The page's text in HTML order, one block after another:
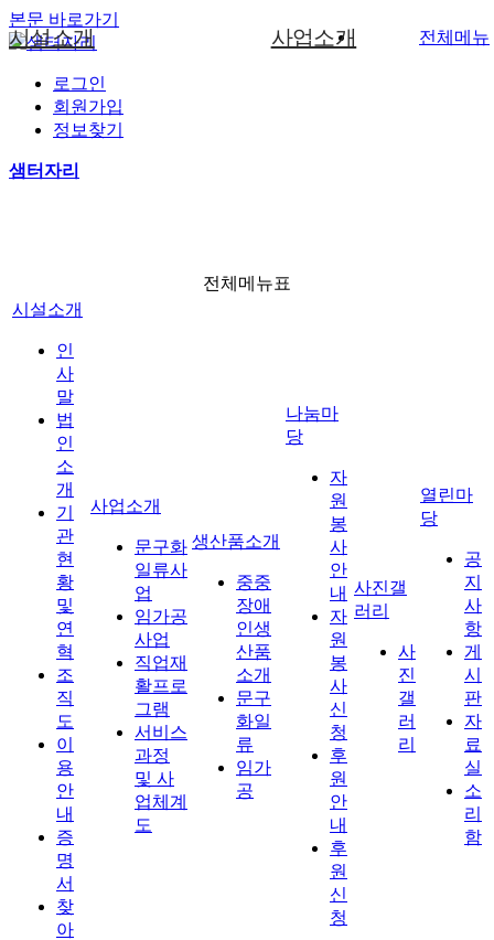
본문 바로가기
로그인
회원가입
정보찾기
샘터자리
시설소개
인사말
법인소개
기관 현황 및 연혁
사업소개 전체메뉴
전체메뉴표
시설소개
인
사
말
법
인
소
개
기
관
현
황
및
연
혁
조
직
도
이
용
안
내
증
명
서
찾
아
사업소개
문구화
일류사
업
임가공
사업
직업재
활프로
그램
서비스
과정
및 사
업체계
도
생산품소개
중중
장애
인생
산품
소개
문구
화일
류
임가
공
나눔마
당
자
원
봉
사
안
내
자
원
봉
사
신
청
후
원
안
내
후
원
신
청
사진갤
러리
사
진
갤
러
리
열린마
당
공
지
사
항
게
시
판
자
료
실
소
리
함